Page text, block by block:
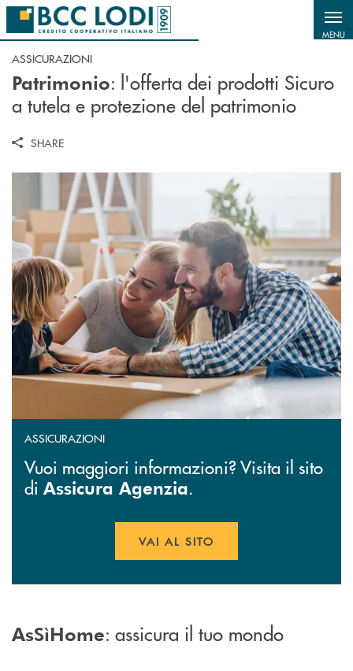
Salta al contenuto principale
MENU
ASSICURAZIONI
Patrimonio: l'offerta dei prodotti Sicuro
a tutela e protezione del patrimonio
SHARE
ASSICURAZIONI
Vuoi maggiori informazioni? Visita il sito
di Assicura Agenzia.
VAI AL SITO
AsSìHome: assicura il tuo mondo